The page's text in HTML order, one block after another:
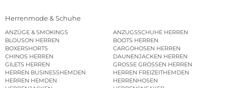
Herrenmode & Schuhe
ANZÜGE & SMOKINGS
ANZUGSSCHUHE HERREN
BLOUSON HERREN
BOOTS HERREN
BOXERSHORTS
CARGOHOSEN HERREN
CHINOS HERREN
DAUNENJACKEN HERREN
GILETS HERREN
GROSSE GRÖSSEN HERREN
HERREN BUSINESSHEMDEN
HERREN FREIZEITHEMDEN
HERREN HEMDEN
HERRENHOSEN